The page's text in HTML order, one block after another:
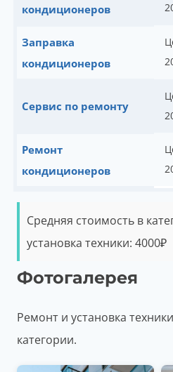
кондиционеров
Заправка
кондиционеров
Сервис по ремонту
Ремонт
кондиционеров
Средняя стоимость в
установка техники: 4000₽
Фотогалерея
Ремонт и установка техники
категории.